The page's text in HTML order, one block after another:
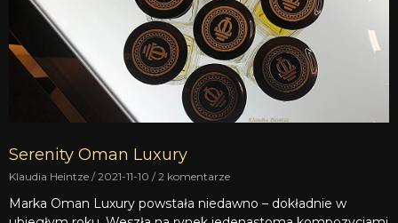
Serenity Oman Luxury
Klaudia Heintze 2021-11-10 2 komentarze
Marka Oman Luxury powstała niedawno – dokładnie w